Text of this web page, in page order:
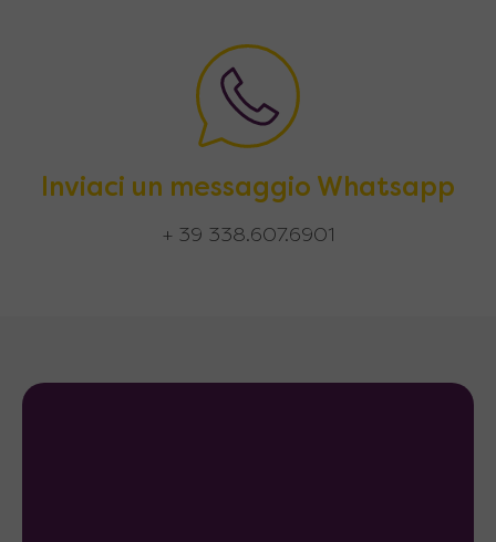
Inviaci un messaggio Whatsapp
+ 39 338.607.6901